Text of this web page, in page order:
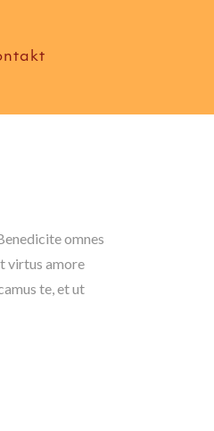
omnes
virtus amore
te, et ut